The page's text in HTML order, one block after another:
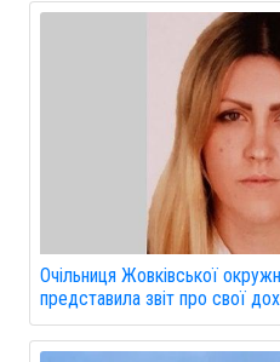
Очільниця Жовківської
представила звіт про свої